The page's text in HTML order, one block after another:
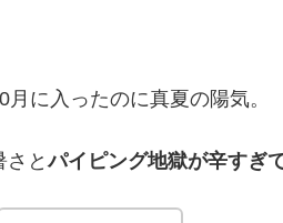
月に入ったのに真夏の陽気。
さとパイピング地獄が辛すぎ